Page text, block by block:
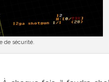
de sécurité.